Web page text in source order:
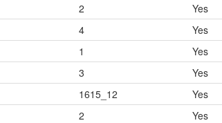
2 Yes
4 Yes
1 Yes
3 Yes
1615_12 Yes
2 Yes